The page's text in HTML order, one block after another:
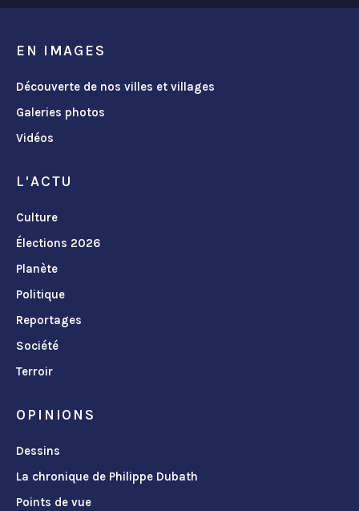
EN IMAGES
Découverte de nos villes et villages
Galeries photos
Vidéos
L'ACTU
Culture
Élections 2026
Planète
Politique
Reportages
Société
Terroir
OPINIONS
Dessins
La chronique de Philippe Dubath
Points de vue